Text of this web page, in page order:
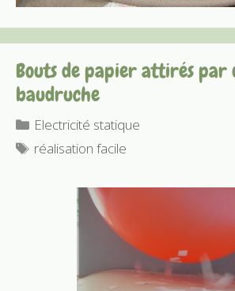
Bouts de papier attirés par
baudruche
Catégories
Electricité statique
Étiquettes
réalisation facile